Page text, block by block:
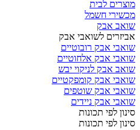
מוצרים לבית
מכשירי חשמל
שואב אבק
אביזרים לשואבי אבק
שואבי אבק רובוטיים
שואבי אבק אלחוטיים
שואב אבק לניקוי יבש
שואבי אבק קומפקטיים
שואבי אבק שוטפים
שואבי אבק ניידים
סינון לפי תכונות
סינון לפי תכונות